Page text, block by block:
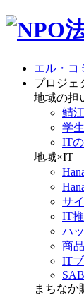
エル・コ
プロジェ
地域の担
鯖
学
IT
地域×IT
サ
IT
ハ
商
IT
まちなか